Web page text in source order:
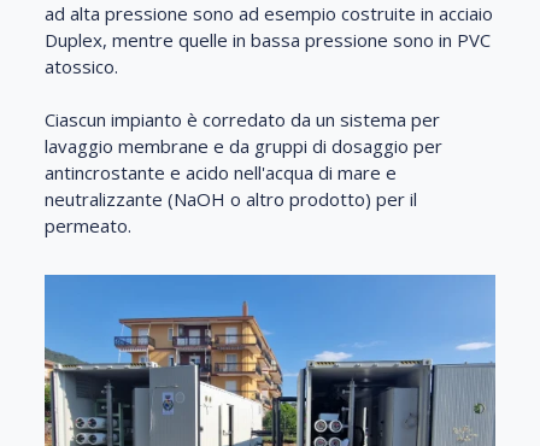
ad alta pressione sono ad esempio costruite in acciaio
Duplex, mentre quelle in bassa pressione sono in PVC
atossico.
Ciascun impianto è corredato da un sistema per
lavaggio membrane e da gruppi di dosaggio per
antincrostante e acido nell'acqua di mare e
neutralizzante (NaOH o altro prodotto) per il
permeato.